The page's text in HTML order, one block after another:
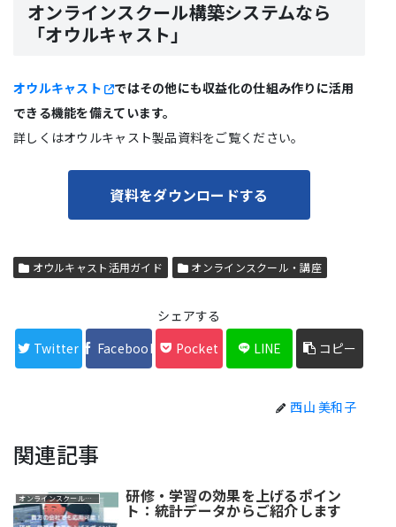
オンラインスクール構築システムなら
「オウルキャスト」
オウルキャスト
ではその他にも収益化の仕組み作りに活用
できる機能を備えています。
詳しくはオウルキャスト製品資料をご覧ください。
資料をダウンロードする
オウルキャスト活用ガイド オンラインスクール・講座
シェアする
Twitter
Facebook Pocket LINE コピー
西山 美和子
関連記事
オンラインスクール・講座 研修・学習の効果を上げるポイン
ト：統計データからご紹介します